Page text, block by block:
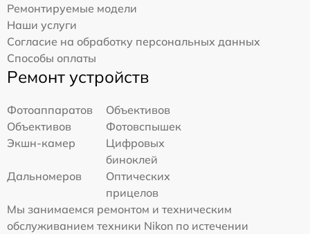
Ремонтируемые модели
Наши услуги
Согласие на обработку персональных данных
Способы оплаты
Ремонт устройств
Фотоаппаратов
Объективов
Объективов
Фотовспышек
Экшн-камер
Цифровых
биноклей
Дальномеров
Оптических
прицелов
Мы занимаемся ремонтом и техническим
обслуживанием техники Nikon по истечении